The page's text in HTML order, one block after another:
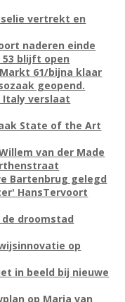
vertrekt en
naderen einde
blijft open
61/bijna klaar
geopend.
Italy verslaat
State of the Art
van der Made
Bartenbrug gelegd
HansTervoort
droomstad
op
in beeld bij nieuwe
op Maria van